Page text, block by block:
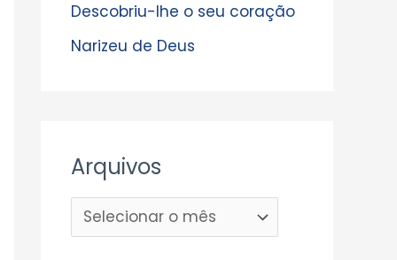
Descobriu-lhe o seu coração
Narizeu de Deus
Arquivos